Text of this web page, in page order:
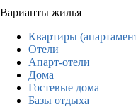
Варианты жилья
Квартиры
Отели
Апарт-отели
Дома
Гостевые дома
Базы отдыха